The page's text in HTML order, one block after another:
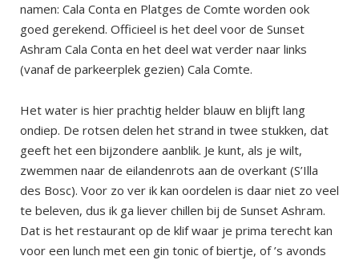
namen: Cala Conta en Platges de Comte worden ook
goed gerekend. Officieel is het deel voor de Sunset
Ashram Cala Conta en het deel wat verder naar links
(vanaf de parkeerplek gezien) Cala Comte.
Het water is hier prachtig helder blauw en blijft lang
ondiep. De rotsen delen het strand in twee stukken, dat
geeft het een bijzondere aanblik. Je kunt, als je wilt,
zwemmen naar de eilandenrots aan de overkant (S’Illa
des Bosc). Voor zo ver ik kan oordelen is daar niet zo veel
te beleven, dus ik ga liever chillen bij de Sunset Ashram.
Dat is het restaurant op de klif waar je prima terecht kan
voor een lunch met een gin tonic of biertje, of ’s avonds